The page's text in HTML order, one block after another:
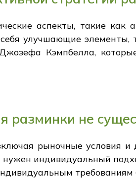
аспекты, такие как
улучшающие элементы,
Кэмпбелла,
разминки не
рыночные условия и
нужен индивидуальный
требованиям